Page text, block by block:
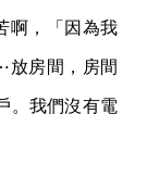
啊，「因為我
房間，房間
。我們沒有電